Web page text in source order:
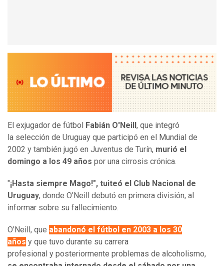
El exjugador de fútbol Fabián O'Neill , que integró
la selección de Uruguay que participó en el Mundial de
2002 y también jugó en Juventus de Turín, murió el
domingo a los 49 años por una cirrosis crónica.
"¡Hasta siempre Mago!", tuiteó el Club Nacional de
Uruguay, donde O'Neill debutó en primera división, al
informar sobre su fallecimiento.
O'Neill, que abandonó el fútbol en 2003 a los 30
años y que tuvo durante su carrera
profesional y posteriormente problemas de alcoholismo,